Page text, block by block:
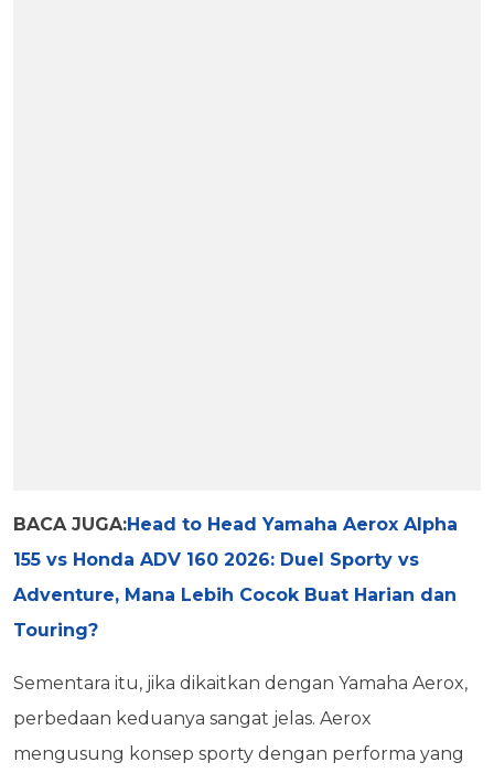
BACA JUGA:Head to Head Yamaha Aerox Alpha
155 vs Honda ADV 160 2026: Duel Sporty vs
Adventure, Mana Lebih Cocok Buat Harian dan
Touring?
Sementara itu, jika dikaitkan dengan Yamaha Aerox,
perbedaan keduanya sangat jelas. Aerox
mengusung konsep sporty dengan performa yang